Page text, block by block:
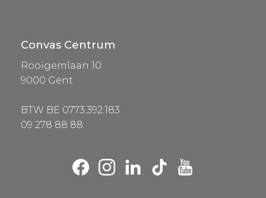
Convas Centrum
Rooigemlaan 10
9000 Gent
BTW BE 0773.392.183
09 278 88 88